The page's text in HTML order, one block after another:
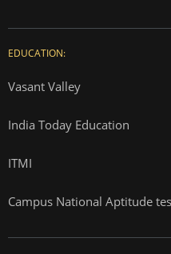
EDUCATION:
Vasant Valley
India Today Education
ITMI
Campus National Aptitude